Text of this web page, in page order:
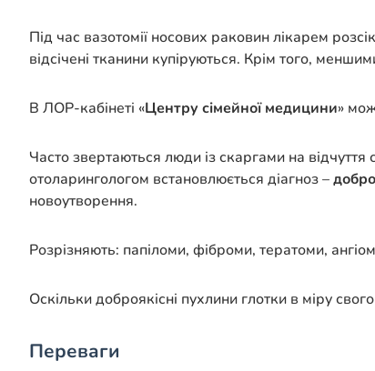
Під час вазотомії носових раковин лікарем
відсічені тканини купіруються. Крім того,
В ЛОР-кабінеті «Центру сімейної медицини»
Часто звертаються люди із скаргами на
отоларингологом встановлюється діагноз –
новоутворення.
Розрізняють: папіломи, фіброми, тератоми,
Оскільки доброякісні пухлини глотки в міру
Переваги